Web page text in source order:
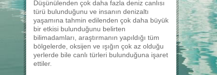
Düşünülenden çok daha fazla deniz canlısı
türü bulunduğunu ve insanın denizaltı
yaşamına tahmin edilenden çok daha büyük
bir etkisi bulunduğunu belirten
bilimadamları, araştırmanın yapıldığı tüm
bölgelerde, oksijen ve ışığın çok az olduğu
yerlerde bile canlı türleri bulunduğuna işaret
ettiler.